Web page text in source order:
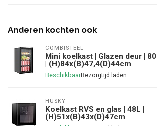
Anderen kochten ook
COMBISTEEL
Mini koelkast | Glazen deur |
| (H)84x(B)47,4(D)44cm
Beschikbaar
HUSKY
Koelkast RVS en glas | 48L |
(H)51x(B)43x(D)47cm